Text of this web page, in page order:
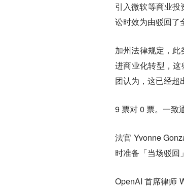
引入微软等商业
讼时效为由驳回了
加州法律规定，
进商业化转型，这
团认为，这已经超
9 票对 0 票。一致
法官 Yvonne
时准备「当场驳回
OpenAI 首席律师